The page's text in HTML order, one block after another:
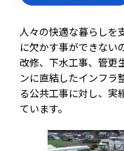
人々の快適な暮らしを
に欠かす事ができない
改修、下水工事、管更
ンに直結したインフラ
る公共工事に対し、実
ています。